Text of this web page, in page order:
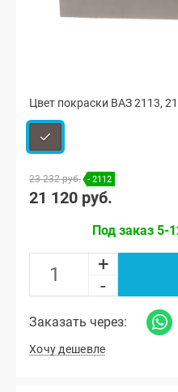
Цвет покраски ВАЗ 2113,
23 232 руб. - 2112
21 120 руб.
Под заказ 5-
+
-
Заказать через:
Хочу дешевле